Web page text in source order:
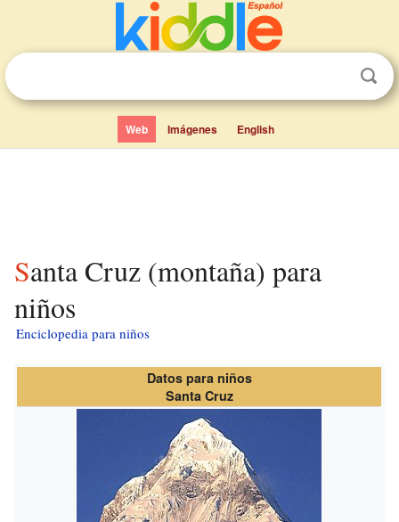
Web Imágenes English
Santa Cruz (montaña) para
niños
Enciclopedia para niños
Datos para niños
Santa Cruz